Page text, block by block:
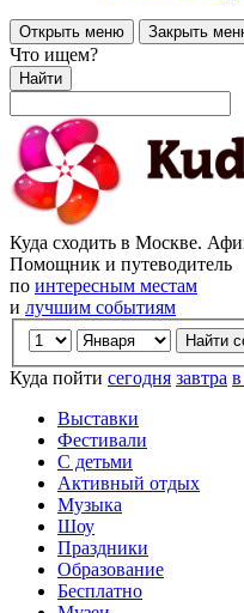
Открыть меню Закрыть
Что ищем?
Найти
Куда сходить в Москве.
Помощник и путеводитель
по интересным местам
и лучшим событиям
Куда пойти сегодня завтра
Выставки
Фестивали
С детьми
Активный отдых
Музыка
Шоу
Праздники
Образование
Бесплатно